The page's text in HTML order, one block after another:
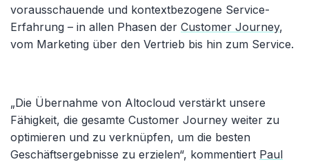
vorausschauende und kontextbezogene Service-
Erfahrung – in allen Phasen der Customer Journey,
vom Marketing über den Vertrieb bis hin zum Service.
„Die Übernahme von Altocloud verstärkt unsere
Fähigkeit, die gesamte Customer Journey weiter zu
optimieren und zu verknüpfen, um die besten
Geschäftsergebnisse zu erzielen“, kommentiert Paul